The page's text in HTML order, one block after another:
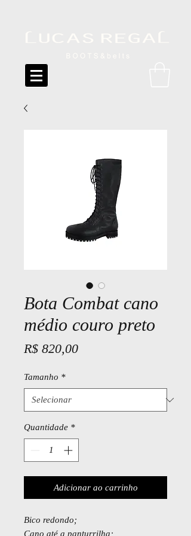
Bota Combat cano
médio couro preto
R$ 820,00Preço
Tamanho *
Quantidade *
Adicionar ao carrinho
Bico redondo;
Cano até a panturrilha;